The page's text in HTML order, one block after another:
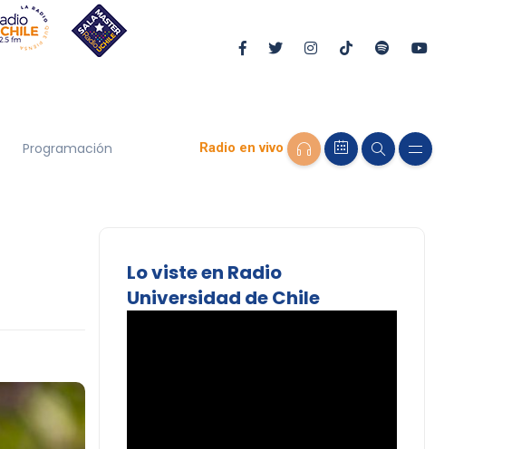
Programación Radio en vivo
Lo viste en Radio
Universidad de Chile